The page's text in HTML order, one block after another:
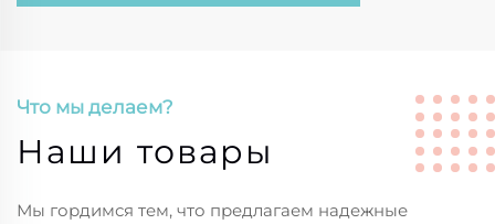
Что мы делаем?
Наши товары
Мы гордимся тем, что предлагаем надежные